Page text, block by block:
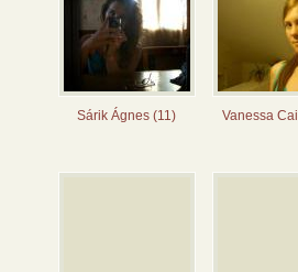
Sárik Ágnes (11) Vanessa